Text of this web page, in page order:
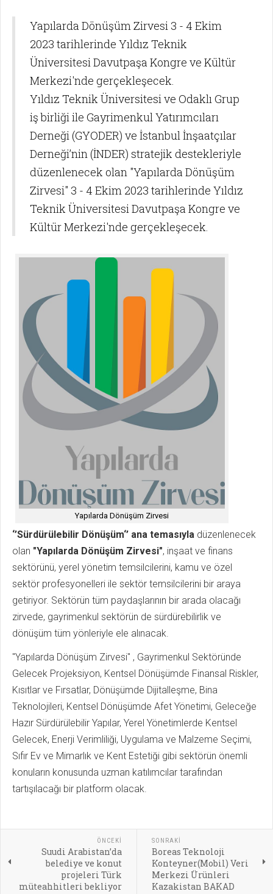
Yapılarda Dönüşüm Zirvesi 3 - 4 Ekim
2023 tarihlerinde Yıldız Teknik
Üniversitesi Davutpaşa Kongre ve Kültür
Merkezi'nde gerçekleşecek.
Yıldız Teknik Üniversitesi ve Odaklı Grup
iş birliği ile Gayrimenkul Yatırımcıları
Derneği (GYODER) ve İstanbul İnşaatçılar
Derneği’nin (İNDER) stratejik destekleriyle
düzenlenecek olan "Yapılarda Dönüşüm
Zirvesi" 3 - 4 Ekim 2023 tarihlerinde Yıldız
Teknik Üniversitesi Davutpaşa Kongre ve
Kültür Merkezi'nde gerçekleşecek.
Yapılarda Dönüşüm Zirvesi
‘’Sürdürülebilir Dönüşüm‘’ ana temasıyla düzenlenecek
olan "Yapılarda Dönüşüm Zirvesi", inşaat ve finans
sektörünü, yerel yönetim temsilcilerini, kamu ve özel
sektör profesyonelleri ile sektör temsilcilerini bir araya
getiriyor. Sektörün tüm paydaşlarının bir arada olacağı
zirvede, gayrimenkul sektörün de sürdürebilirlik ve
dönüşüm tüm yönleriyle ele alınacak.
"Yapılarda Dönüşüm Zirvesi" , Gayrimenkul Sektöründe
Gelecek Projeksiyon, Kentsel Dönüşümde Finansal Riskler,
Kısıtlar ve Fırsatlar, Dönüşümde Dijitalleşme, Bina
Teknolojileri, Kentsel Dönüşümde Afet Yönetimi, Geleceğe
Hazır Sürdürülebilir Yapılar, Yerel Yönetimlerde Kentsel
Gelecek, Enerji Verimliliği, Uygulama ve Malzeme Seçimi,
Sıfır Ev ve Mimarlık ve Kent Estetiği gibi sektörün önemli
konuların konusunda uzman katılımcılar tarafından
tartışılacağı bir platform olacak.
ÖNCEKI
Suudi Arabistan’da
belediye ve konut
projeleri Türk
müteahhitleri bekliyor
SONRAKI
Boreas Teknoloji
Konteyner(Mobil) Veri
Merkezi Ürünleri
Kazakistan BAKAD